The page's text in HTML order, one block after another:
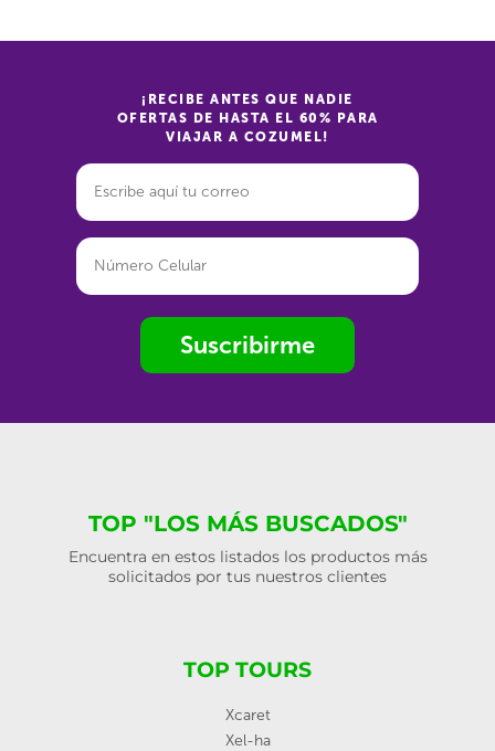
¡RECIBE ANTES QUE NADIE
OFERTAS DE HASTA EL 60% PARA
VIAJAR A COZUMEL!
Suscribirme
TOP "LOS MÁS BUSCADOS"
Encuentra en estos listados los productos más
solicitados por tus nuestros clientes
TOP TOURS
Xcaret
Xel-ha